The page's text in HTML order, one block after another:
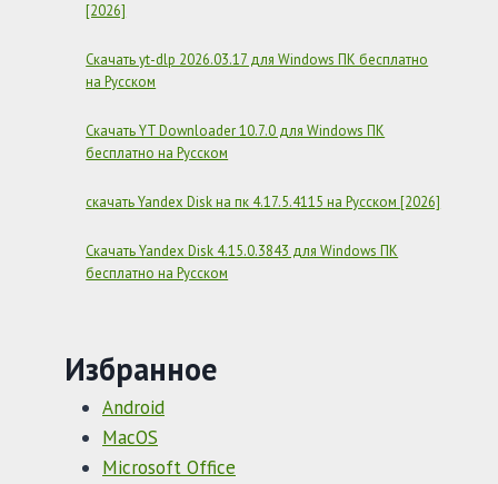
[2026]
Скачать yt-dlp 2026.03.17 для Windows ПК бесплатно
на Русском
Скачать YT Downloader 10.7.0 для Windows ПК
бесплатно на Русском
скачать Yandex Disk на пк 4.17.5.4115 на Русском [2026]
Скачать Yandex Disk 4.15.0.3843 для Windows ПК
бесплатно на Русском
Избранное
Android
MacOS
Microsoft Office